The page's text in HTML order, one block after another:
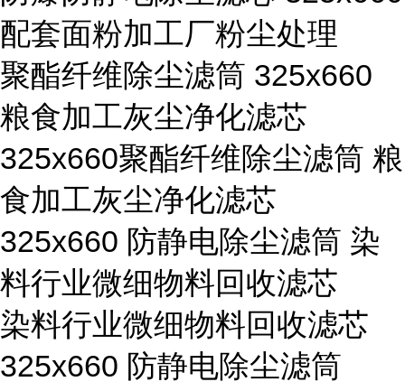
配套面粉加工厂粉尘处理
聚酯纤维除尘滤筒 325x660
粮食加工灰尘净化滤芯
325x660聚酯纤维除尘滤筒 粮
食加工灰尘净化滤芯
325x660 防静电除尘滤筒 染
料行业微细物料回收滤芯
染料行业微细物料回收滤芯
325x660 防静电除尘滤筒